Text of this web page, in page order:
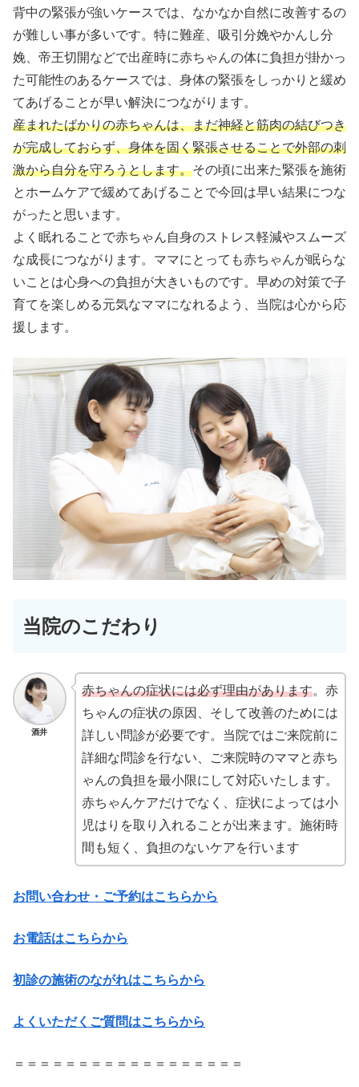
背中の緊張が強いケースでは、なかなか自然に改善するの
が難しい事が多いです。特に難産、吸引分娩やかんし分
娩、帝王切開などで出産時に赤ちゃんの体に負担が掛かっ
た可能性のあるケースでは、身体の緊張をしっかりと緩め
てあげることが早い解決につながります。
産まれたばかりの赤ちゃんは、まだ神経と筋肉の結びつき
が完成しておらず、身体を固く緊張させることで外部の刺
激から自分を守ろうとします。その頃に出来た緊張を施術
とホームケアで緩めてあげることで今回は早い結果につな
がったと思います。
よく眠れることで赤ちゃん自身のストレス軽減やスムーズ
な成長につながります。ママにとっても赤ちゃんが眠らな
いことは心身への負担が大きいものです。早めの対策で子
育てを楽しめる元気なママになれるよう、当院は心から応
援します。
当院のこだわり
酒井
赤ちゃんの症状には必ず理由があります。赤
ちゃんの症状の原因、そして改善のためには
詳しい問診が必要です。当院ではご来院前に
詳細な問診を行ない、ご来院時のママと赤ち
ゃんの負担を最小限にして対応いたします。
赤ちゃんケアだけでなく、症状によっては小
児はりを取り入れることが出来ます。施術時
間も短く、負担のないケアを行います
お問い合わせ・ご予約はこちらから
お電話はこちらから
初診の施術のながれはこちらから
よくいただくご質問はこちらから
＝＝＝＝＝＝＝＝＝＝＝＝＝＝＝＝＝＝